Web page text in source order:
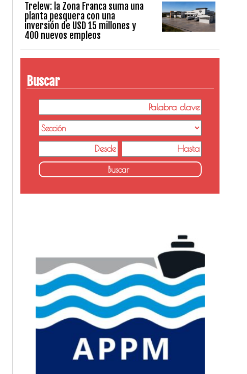
Trelew: la Zona Franca suma una
planta pesquera con una
inversión de USD 15 millones y
400 nuevos empleos
Buscar